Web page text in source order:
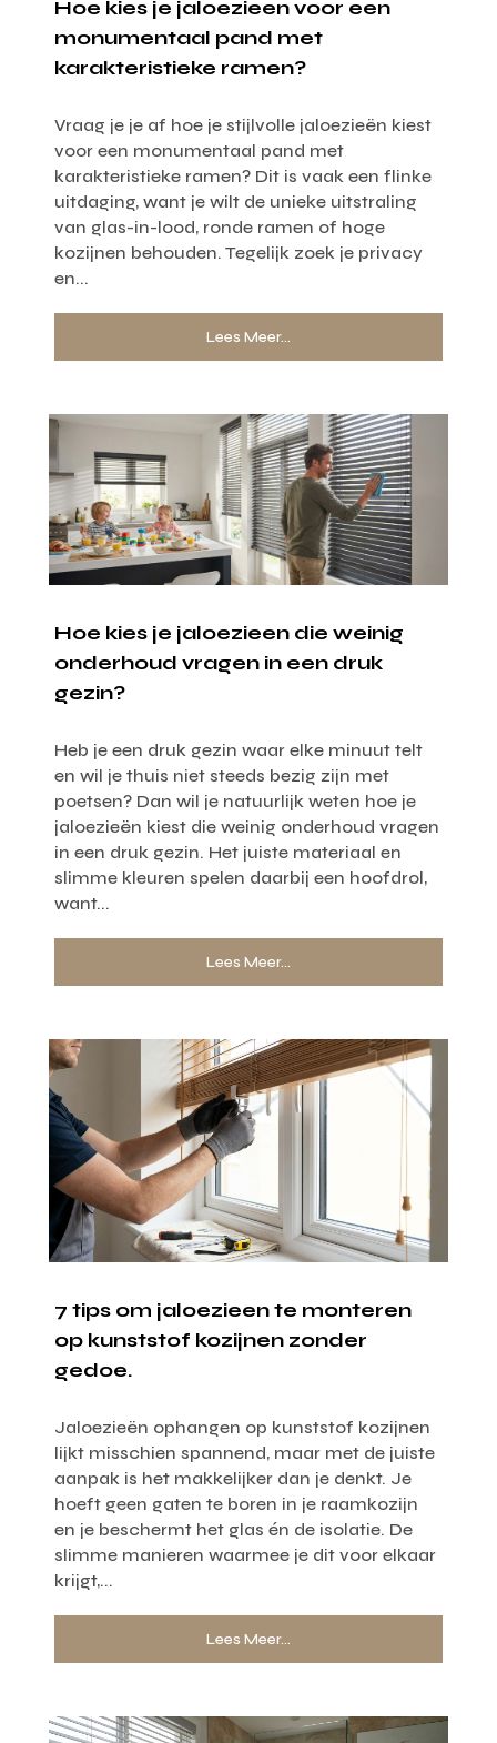
Hoe kies je jaloezieen voor een
monumentaal pand met
karakteristieke ramen?
Vraag je je af hoe je stijlvolle jaloezieën kiest
voor een monumentaal pand met
karakteristieke ramen? Dit is vaak een flinke
uitdaging, want je wilt de unieke uitstraling
van glas-in-lood, ronde ramen of hoge
kozijnen behouden. Tegelijk zoek je privacy
en...
Lees Meer...
Hoe kies je jaloezieen die weinig
onderhoud vragen in een druk
gezin?
Heb je een druk gezin waar elke minuut telt
en wil je thuis niet steeds bezig zijn met
poetsen? Dan wil je natuurlijk weten hoe je
jaloezieën kiest die weinig onderhoud vragen
in een druk gezin. Het juiste materiaal en
slimme kleuren spelen daarbij een hoofdrol,
want...
Lees Meer...
7 tips om jaloezieen te monteren
op kunststof kozijnen zonder
gedoe.
Jaloezieën ophangen op kunststof kozijnen
lijkt misschien spannend, maar met de juiste
aanpak is het makkelijker dan je denkt. Je
hoeft geen gaten te boren in je raamkozijn
en je beschermt het glas én de isolatie. De
slimme manieren waarmee je dit voor elkaar
krijgt,...
Lees Meer...